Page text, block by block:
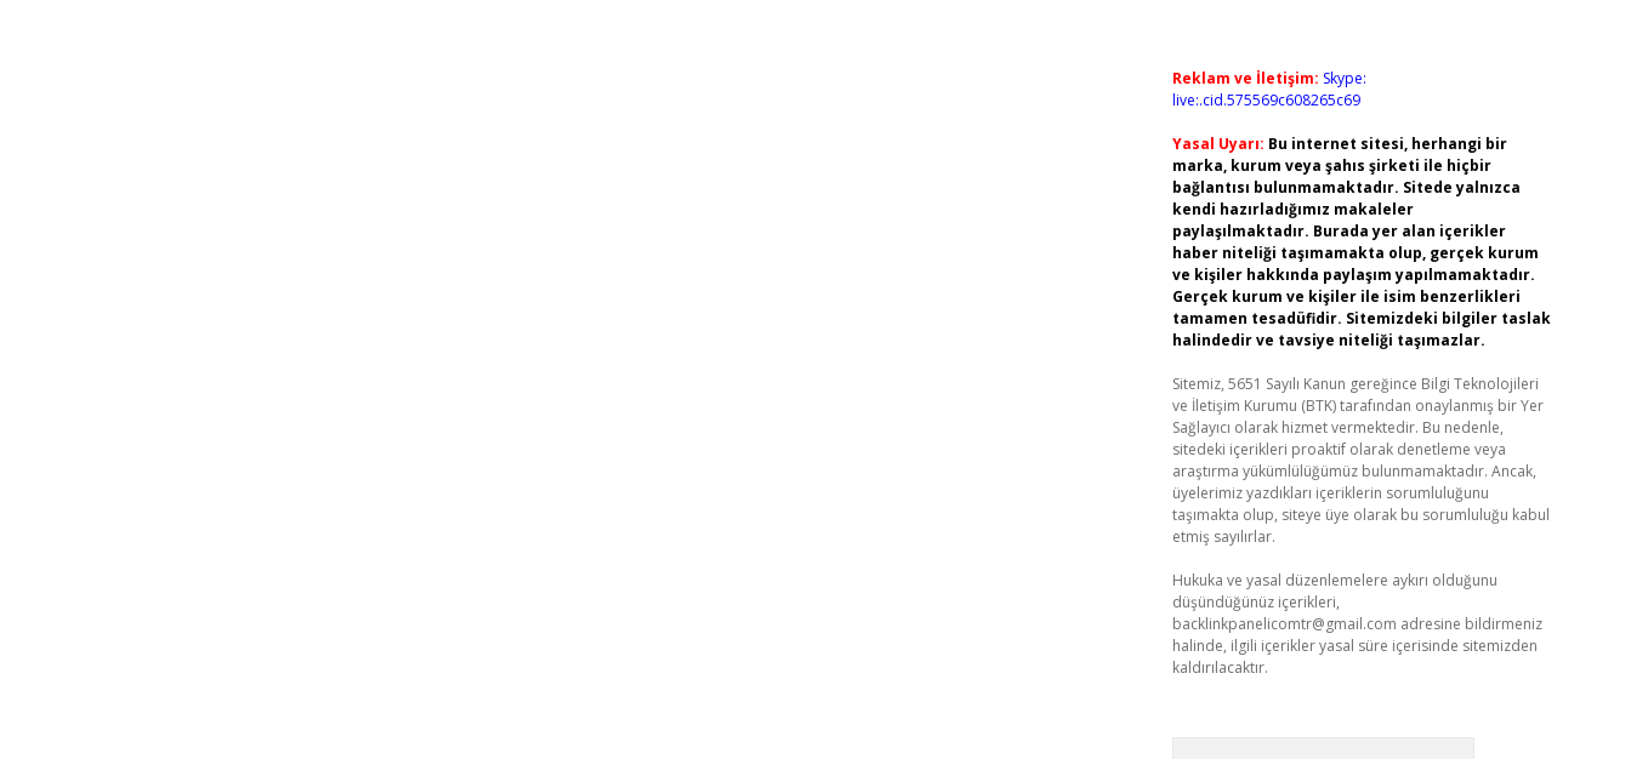
Reklam ve İletişim: Skype:
live:.cid.575569c608265c69
Yasal Uyarı: Bu internet sitesi, herhangi bir
marka, kurum veya şahıs şirketi ile hiçbir
bağlantısı bulunmamaktadır. Sitede yalnızca
kendi hazırladığımız makaleler
paylaşılmaktadır. Burada yer alan içerikler
haber niteliği taşımamakta olup, gerçek kurum
ve kişiler hakkında paylaşım yapılmamaktadır.
Gerçek kurum ve kişiler ile isim benzerlikleri
tamamen tesadüfidir. Sitemizdeki bilgiler taslak
halindedir ve tavsiye niteliği taşımazlar.
Sitemiz, 5651 Sayılı Kanun gereğince Bilgi Teknolojileri
ve İletişim Kurumu (BTK) tarafından onaylanmış bir Yer
Sağlayıcı olarak hizmet vermektedir. Bu nedenle,
sitedeki içerikleri proaktif olarak denetleme veya
araştırma yükümlülüğümüz bulunmamaktadır. Ancak,
üyelerimiz yazdıkları içeriklerin sorumluluğunu
taşımakta olup, siteye üye olarak bu sorumluluğu kabul
etmiş sayılırlar.
Hukuka ve yasal düzenlemelere aykırı olduğunu
düşündüğünüz içerikleri,
backlinkpanelicomtr@gmail.com adresine bildirmeniz
halinde, ilgili içerikler yasal süre içerisinde sitemizden
kaldırılacaktır.